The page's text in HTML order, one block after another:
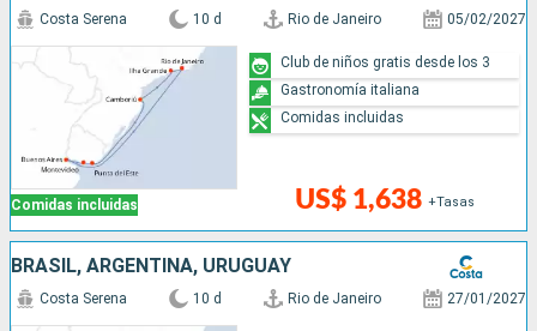
Comidas incluidas
Costa Serena 10 d Rio de Janeiro 05/02/2027
US$ 1,638 +Tasas
Club de niños gratis desde los 3
Gastronomía italiana
Comidas incluidas
BRASIL, ARGENTINA, URUGUAY
Costa Serena 10 d Rio de Janeiro 27/01/2027